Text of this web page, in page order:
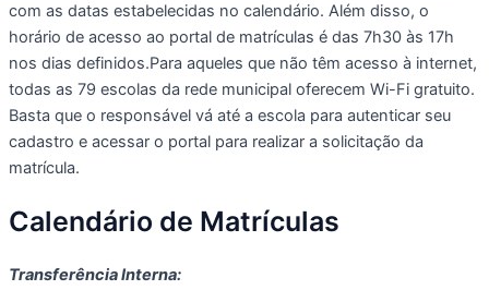
com as datas estabelecidas no calendário. Além disso, o
horário de acesso ao portal de matrículas é das 7h30 às 17h
nos dias definidos.Para aqueles que não têm acesso à internet,
todas as 79 escolas da rede municipal oferecem Wi-Fi gratuito.
Basta que o responsável vá até a escola para autenticar seu
cadastro e acessar o portal para realizar a solicitação da
matrícula.
Calendário de Matrículas
Transferência Interna: